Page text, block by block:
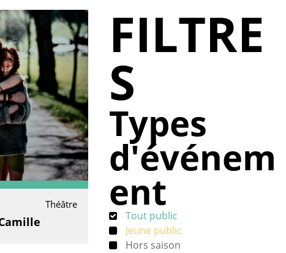
Théâtre
FILTRE
S
Types
d'événem
ent
Tout public
Jeune public
Hors saison